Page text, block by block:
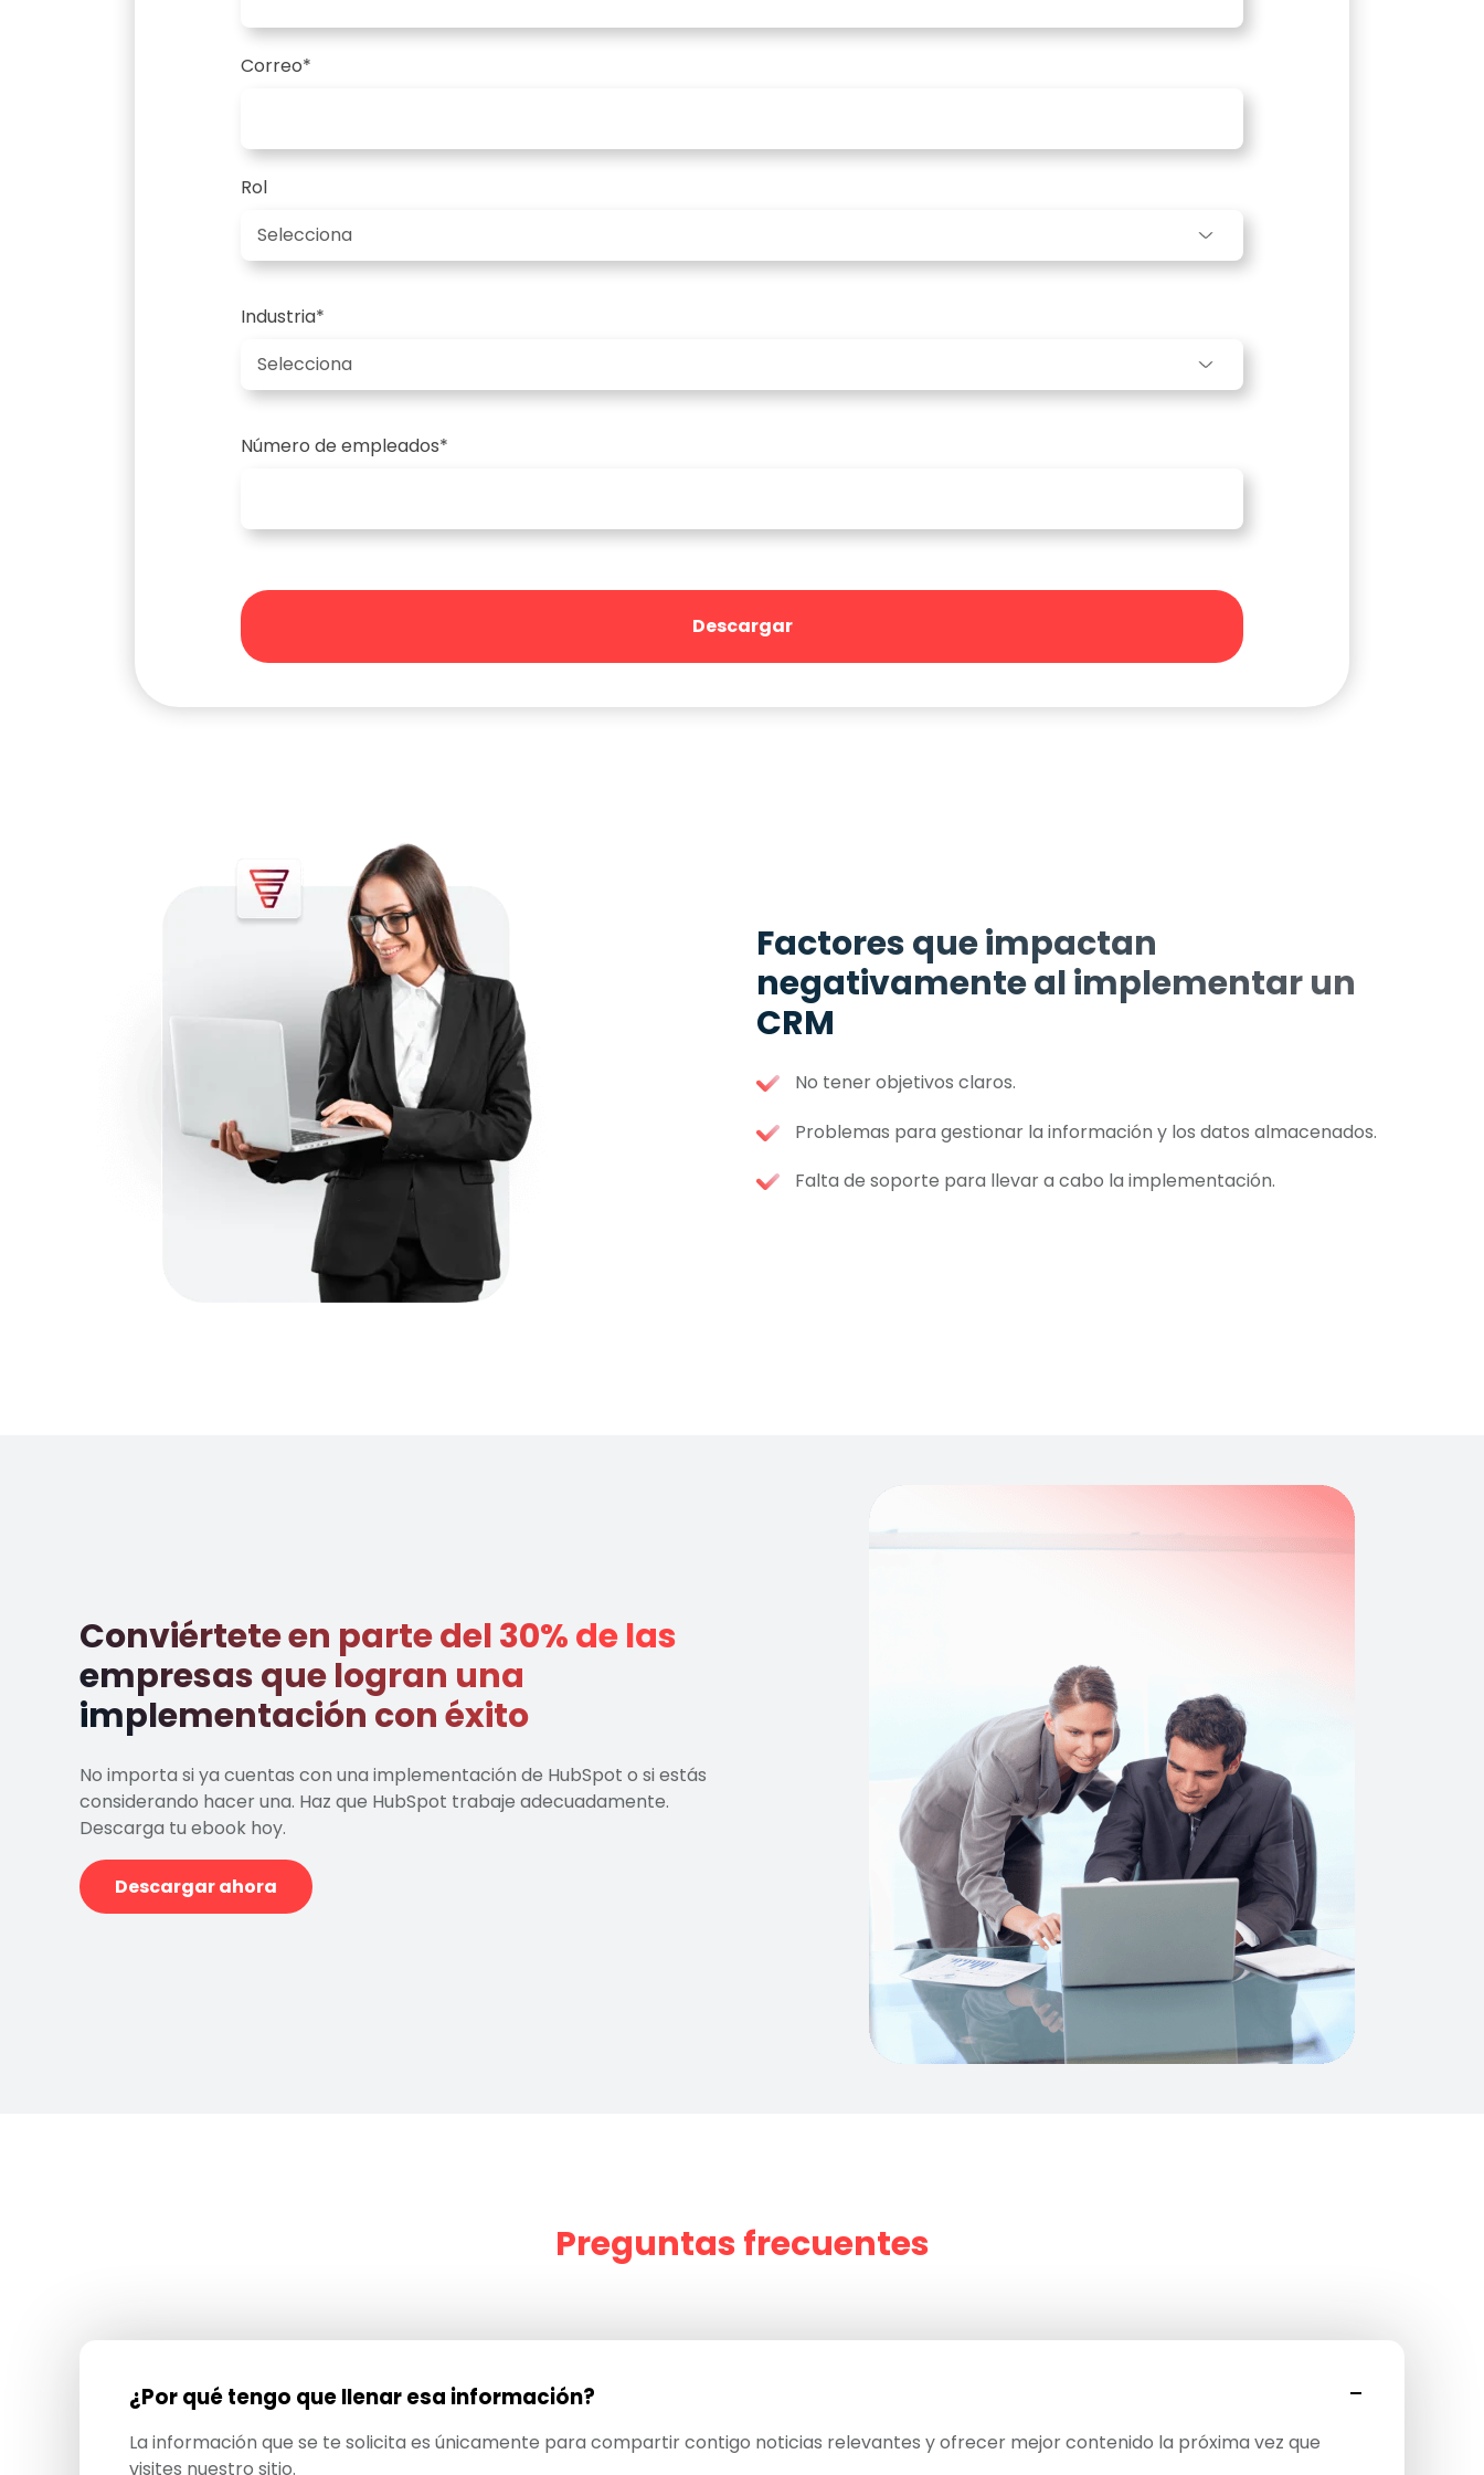
Correo*
Rol
Industria*
Número de empleados*
Factores que impactan
negativamente al implementar un
CRM
No tener objetivos claros.
Problemas para gestionar la información y los datos almacenados.
Falta de soporte para llevar a cabo la implementación.
Conviértete en parte del 30% de las
empresas que logran una
implementación con éxito
No importa si ya cuentas con una implementación de HubSpot o si estás
considerando hacer una. Haz que HubSpot trabaje adecuadamente.
Descarga tu ebook hoy.
Descargar ahora
Preguntas frecuentes
¿Por qué tengo que llenar esa información?
La información que se te solicita es únicamente para compartir contigo noticias relevantes y ofrecer mejor contenido la próxima vez que
visites nuestro sitio.